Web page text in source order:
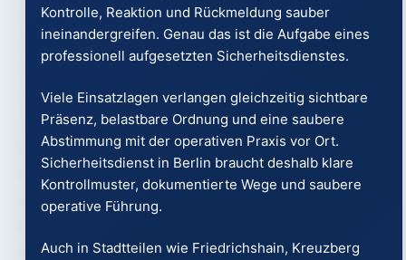
Kontrolle, Reaktion und Rückmeldung sauber
ineinandergreifen. Genau das ist die Aufgabe eines
professionell aufgesetzten Sicherheitsdienstes.
Viele Einsatzlagen verlangen gleichzeitig sichtbare
Präsenz, belastbare Ordnung und eine saubere
Abstimmung mit der operativen Praxis vor Ort.
Sicherheitsdienst in Berlin braucht deshalb klare
Kontrollmuster, dokumentierte Wege und saubere
operative Führung.
Auch in Stadtteilen wie Friedrichshain, Kreuzberg